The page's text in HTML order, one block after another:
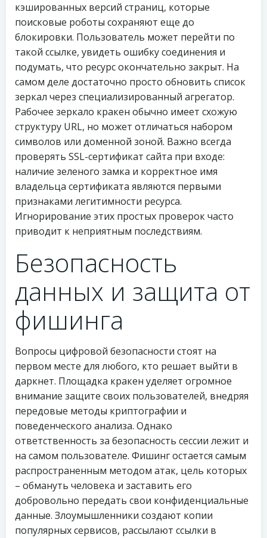
кэшированных версий страниц, которые
поисковые роботы сохраняют еще до
блокировки. Пользователь может перейти по
такой ссылке, увидеть ошибку соединения и
подумать, что ресурс окончательно закрыт. На
самом деле достаточно просто обновить список
зеркал через специализированный агрегатор.
Рабочее зеркало кракен обычно имеет схожую
структуру URL, но может отличаться набором
символов или доменной зоной. Важно всегда
проверять SSL-сертификат сайта при входе:
наличие зеленого замка и корректное имя
владельца сертификата являются первыми
признаками легитимности ресурса.
Игнорирование этих простых проверок часто
приводит к неприятным последствиям.
Безопасность
данных и защита от
фишинга
Вопросы цифровой безопасности стоят на
первом месте для любого, кто решает выйти в
даркнет. Площадка кракен уделяет огромное
внимание защите своих пользователей, внедряя
передовые методы криптографии и
поведенческого анализа. Однако
ответственность за безопасность сессии лежит и
на самом пользователе. Фишинг остается самым
распространенным методом атак, цель которых
– обмануть человека и заставить его
добровольно передать свои конфиденциальные
данные. Злоумышленники создают копии
популярных сервисов, рассылают ссылки в